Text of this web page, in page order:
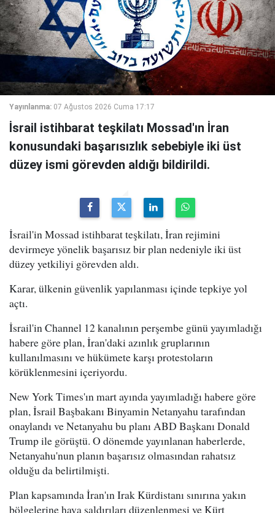
Yayınlanma: 07 Ağustos 2026 Cuma 17:17
İsrail istihbarat teşkilatı Mossad'ın İran
konusundaki başarısızlık sebebiyle iki üst
düzey ismi görevden aldığı bildirildi.
İsrail'in Mossad istihbarat teşkilatı, İran rejimini
devirmeye yönelik başarısız bir plan nedeniyle iki üst
düzey yetkiliyi görevden aldı.
Karar, ülkenin güvenlik yapılanması içinde tepkiye yol
açtı.
İsrail'in Channel 12 kanalının perşembe günü yayımladığı
habere göre plan, İran'daki azınlık gruplarının
kullanılmasını ve hükümete karşı protestoların
körüklenmesini içeriyordu.
New York Times'ın mart ayında yayımladığı habere göre
plan, İsrail Başbakanı Binyamin Netanyahu tarafından
onaylandı ve Netanyahu bu planı ABD Başkanı Donald
Trump ile görüştü. O dönemde yayınlanan haberlerde,
Netanyahu'nun planın başarısız olmasından rahatsız
olduğu da belirtilmişti.
Plan kapsamında İran'ın Irak Kürdistanı sınırına yakın
bölgelerine hava saldırıları düzenlenmesi ve Kürt